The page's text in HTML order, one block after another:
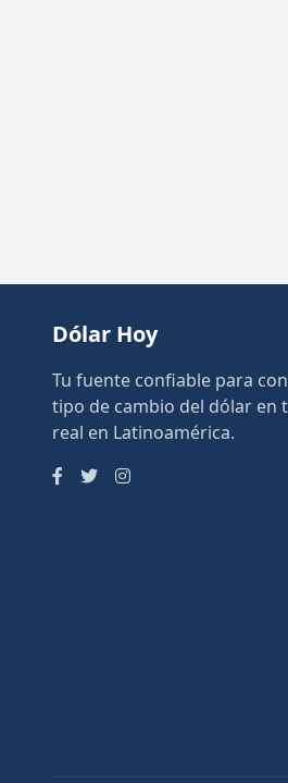
Dólar Hoy
Tu fuente confiable para
tipo de cambio del dólar en
real en Latinoamérica.